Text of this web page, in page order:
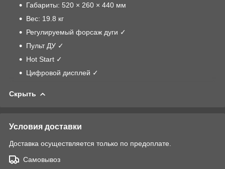
Габариты: 520 × 260 × 440 мм
Вес: 19.8 кг
Регулируемый форсаж дуги ✓
Пульт ДУ ✓
Hot Start ✓
Цифровой дисплей ✓
Скрыть
Условия доставки
Доставка осуществляется только по предоплате.
Самовывоз